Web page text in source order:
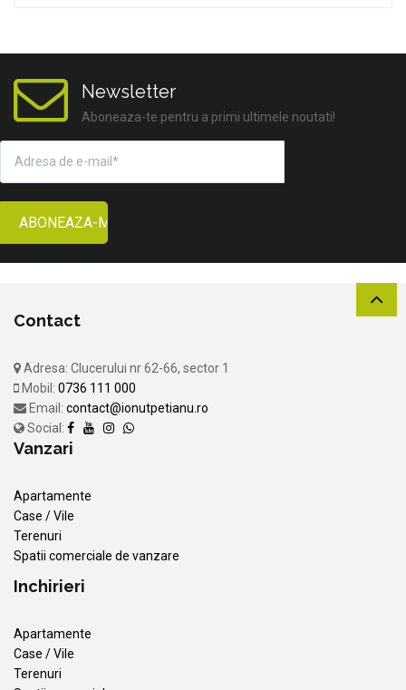
Newsletter
Aboneaza-te pentru a primi ultimele noutati!
Contact
Adresa: Clucerului nr 62-66, sector 1
Mobil: 0736 111 000
Email: contact@ionutpetianu.ro
Social:
Vanzari
Apartamente
Case / Vile
Terenuri
Spatii comerciale de vanzare
Inchirieri
Apartamente
Case / Vile
Terenuri